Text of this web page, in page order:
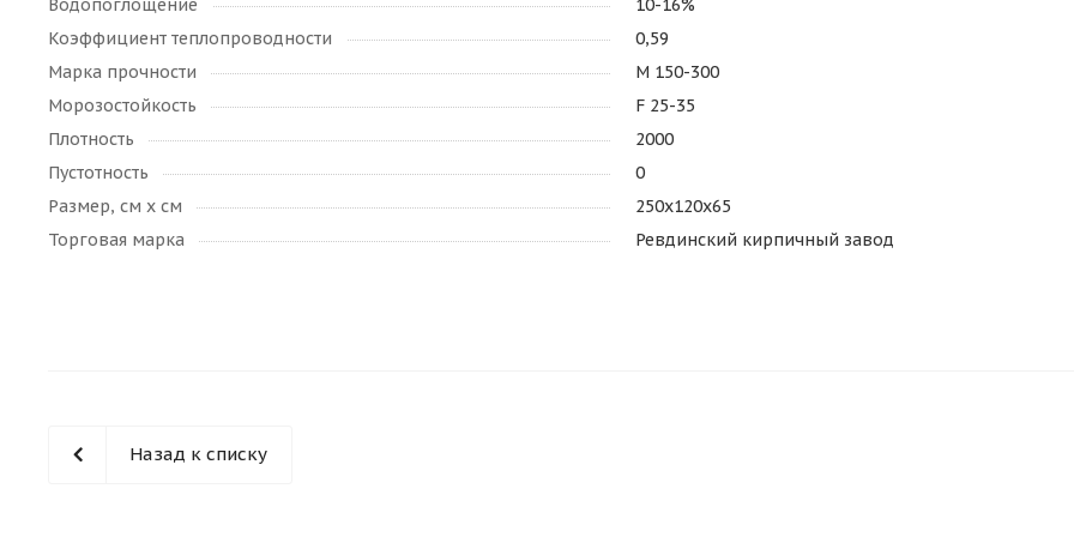
Водопоглощение
10-16%
Коэффициент теплопроводности
0,59
Марка прочности
М 150-300
Морозостойкость
F 25-35
Плотность
2000
Пустотность
0
Размер, см х см
250х120х65
Торговая марка
Ревдинский кирпичный завод
Назад к списку